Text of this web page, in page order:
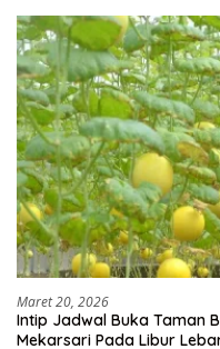
Maret 20, 2026
Intip Jadwal Buka Taman
Mekarsari Pada Libur